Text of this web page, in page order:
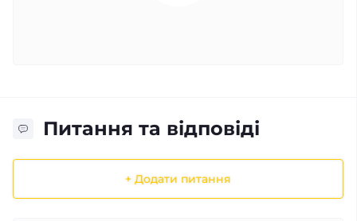
Питання та відповіді
+ Додати питання